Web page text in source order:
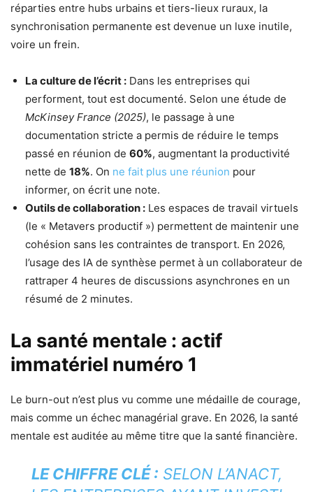
réparties entre hubs urbains et tiers-lieux ruraux, la
synchronisation permanente est devenue un luxe inutile,
voire un frein.
La culture de l’écrit : Dans les entreprises qui
performent, tout est documenté. Selon une étude de
McKinsey France (2025), le passage à une
documentation stricte a permis de réduire le temps
passé en réunion de 60%, augmentant la productivité
nette de 18%. On ne fait plus une réunion pour
informer, on écrit une note.
Outils de collaboration : Les espaces de travail virtuels
(le « Metavers productif ») permettent de maintenir une
cohésion sans les contraintes de transport. En 2026,
l’usage des IA de synthèse permet à un collaborateur de
rattraper 4 heures de discussions asynchrones en un
résumé de 2 minutes.
La santé mentale : actif
immatériel numéro 1
Le burn-out n’est plus vu comme une médaille de courage,
mais comme un échec managérial grave. En 2026, la santé
mentale est auditée au même titre que la santé financière.
LE CHIFFRE CLÉ : SELON L’ANACT,